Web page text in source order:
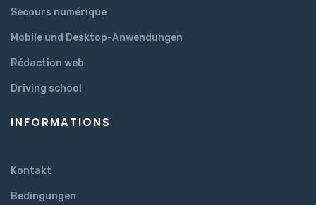
Secours numérique
Mobile und Desktop-Anwendungen
Rédaction web
Driving school
INFORMATIONS
Kontakt
Bedingungen